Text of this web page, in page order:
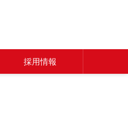
採用情報